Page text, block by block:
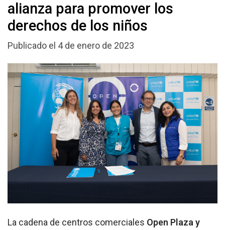
alianza para promover los
derechos de los niños
Publicado el 4 de enero de 2023
La cadena de centros comerciales Open Plaza y